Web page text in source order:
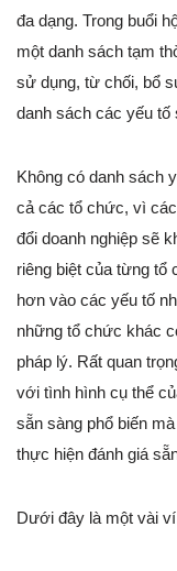
đa dạng. Trong buổi
một danh sách tạm
sử dụng, từ chối, bổ
danh sách các yếu tố
Không có danh sách
cả các tổ chức, vì
đổi doanh nghiệp sẽ
riêng biệt của từng tổ
hơn vào các yếu tố
những tổ chức khác
pháp lý. Rất quan
với tình hình cụ thể
sẵn sàng phổ biến
thực hiện đánh giá
Dưới đây là một vài